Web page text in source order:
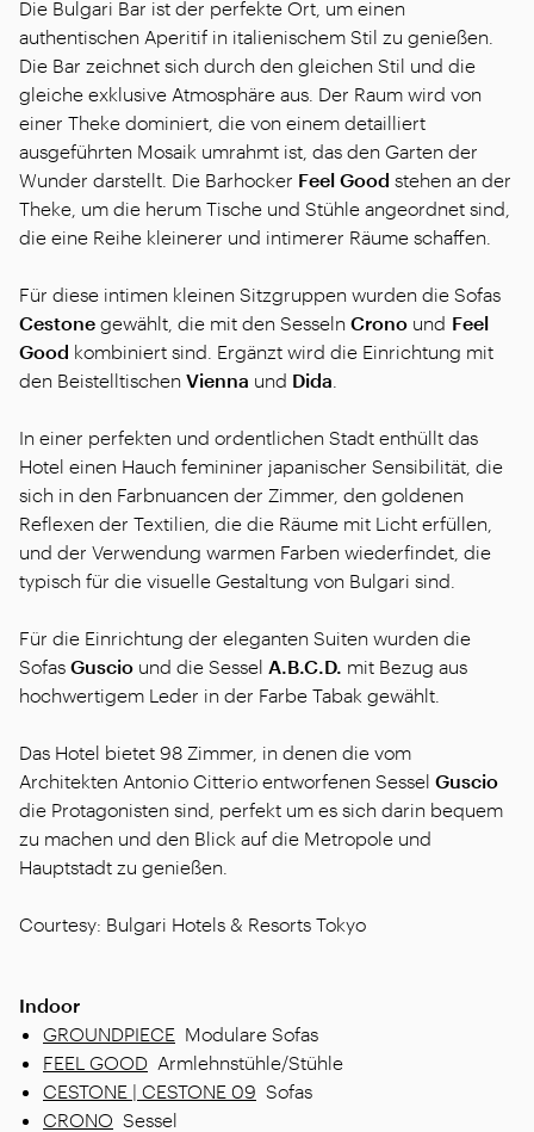
Die Bulgari Bar ist der perfekte Ort, um einen
authentischen Aperitif in italienischem Stil zu genießen.
Die Bar zeichnet sich durch den gleichen Stil und die
gleiche exklusive Atmosphäre aus. Der Raum wird von
einer Theke dominiert, die von einem detailliert
ausgeführten Mosaik umrahmt ist, das den Garten der
Wunder darstellt. Die Barhocker Feel Good stehen an der
Theke, um die herum Tische und Stühle angeordnet sind,
die eine Reihe kleinerer und intimerer Räume schaffen.
Für diese intimen kleinen Sitzgruppen wurden die Sofas
Cestone gewählt, die mit den Sesseln Crono und Feel
Good kombiniert sind. Ergänzt wird die Einrichtung mit
den Beistelltischen Vienna und Dida
In einer perfekten und ordentlichen Stadt enthüllt das
Hotel einen Hauch femininer japanischer Sensibilität, die
sich in den Farbnuancen der Zimmer, den goldenen
Reflexen der Textilien, die die Räume mit Licht erfüllen,
und der Verwendung warmen Farben wiederfindet, die
typisch für die visuelle Gestaltung von Bulgari sind.
Für die Einrichtung der eleganten Suiten wurden die
Sofas Guscio und die Sessel A.B.C.D. mit Bezug aus
hochwertigem Leder in der Farbe Tabak gewählt.
Das Hotel bietet 98 Zimmer, in denen die vom
Architekten Antonio Citterio entworfenen Sessel Guscio
die Protagonisten sind, perfekt um es sich darin bequem
zu machen und den Blick auf die Metropole und
Hauptstadt zu genießen.
Courtesy: Bulgari Hotels & Resorts Tokyo
Indoor
GROUNDPIECE Modulare Sofas
FEEL GOOD Armlehnstühle/Stühle
CESTONE | CESTONE 09 Sofas
CRONO Sessel